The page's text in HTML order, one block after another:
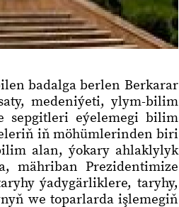
badalga berlen Berkarar
medeniýeti, ylym-bilim
sepgitleri eýelemegi bilim
iň möhümlerinden biri
alan, ýokary ahlaklylyk
mähriban Prezidentimize
ýadygärliklere, taryhy,
we toparlarda işlemegiň